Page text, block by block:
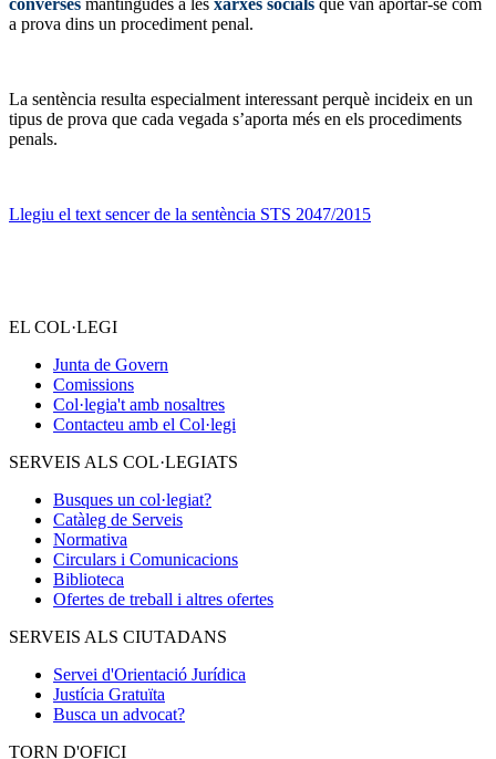
a prova dins un procediment penal.
La sentència resulta especialment interessant perquè incideix en un
tipus de prova que cada vegada s’aporta més en els procediments
penals.
Llegiu el text sencer de la sentència STS 2047/2015
EL COL·LEGI
Junta de Govern
Comissions
Col·legia't amb nosaltres
Contacteu amb el Col·legi
SERVEIS ALS COL·LEGIATS
Busques un col·legiat?
Catàleg de Serveis
Normativa
Circulars i Comunicacions
Biblioteca
Ofertes de treball i altres ofertes
SERVEIS ALS CIUTADANS
Servei d'Orientació Jurídica
Justícia Gratuïta
Busca un advocat?
TORN D'OFICI